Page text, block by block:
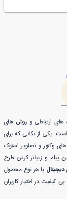
های ارتباطی و روش های
یکی از نکاتی که برای
وکتور و تصاویر استوک
پیام و زیباتر کردن طرح
دیجیتال یا هر نوع محصول
کیفیت در اختیار کاربران